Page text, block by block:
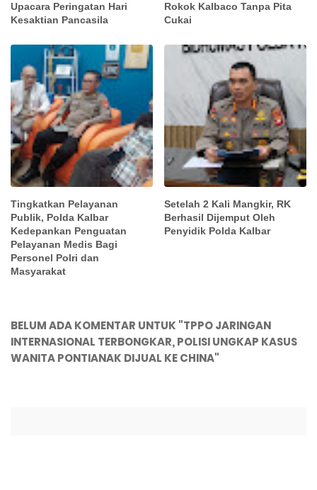
Upacara Peringatan Hari
Kesaktian Pancasila
Rokok Kalbaco Tanpa Pita
Cukai
Tingkatkan Pelayanan
Publik, Polda Kalbar
Kedepankan Penguatan
Pelayanan Medis Bagi
Personel Polri dan
Masyarakat
Setelah 2 Kali Mangkir, RK
Berhasil Dijemput Oleh
Penyidik Polda Kalbar
BELUM ADA KOMENTAR UNTUK "TPPO JARINGAN
INTERNASIONAL TERBONGKAR, POLISI UNGKAP KASUS
WANITA PONTIANAK DIJUAL KE CHINA"